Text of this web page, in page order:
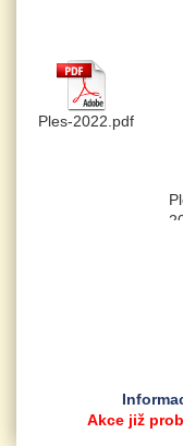
Ples-2022.pdf
Akce již